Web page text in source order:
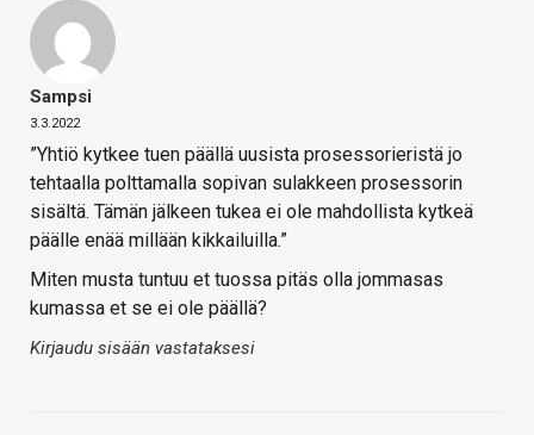
Sampsi
3.3.2022
”Yhtiö kytkee tuen päällä uusista prosessorieristä jo
tehtaalla polttamalla sopivan sulakkeen prosessorin
sisältä. Tämän jälkeen tukea ei ole mahdollista kytkeä
päälle enää millään kikkailuilla.”
Miten musta tuntuu et tuossa pitäs olla jommasas
kumassa et se ei ole päällä?
Kirjaudu sisään vastataksesi